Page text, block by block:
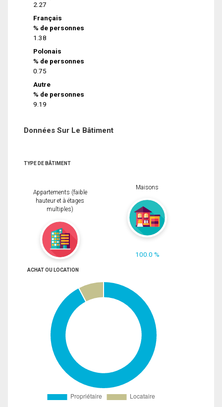
2.27
Français
% de personnes
1.38
Polonais
% de personnes
0.75
Autre
% de personnes
9.19
Données Sur Le Bâtiment
TYPE DE BÂTIMENT
Appartements (faible
hauteur et à étages
multiples)
Maisons
100.0 %
ACHAT OU LOCATION